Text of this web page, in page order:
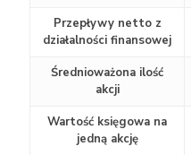
Przepływy netto z
działalności finansowej
Średnioważona ilość
akcji
Wartość księgowa na
jedną akcję